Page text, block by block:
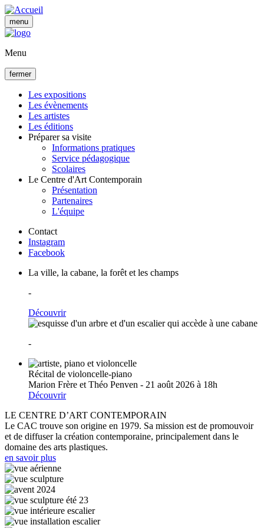
Aller
au
contenu
menu
Menu
fermer
Navigation
principale
Les expositions
Les évènements
Les artistes
Les éditions
Préparer sa visite
Informations pratiques
Service pédagogique
Scolaires
Le Centre d'Art Contemporain
Présentation
Partenaires
L'équipe
Contact
Instagram
Facebook
La ville, la cabane, la forêt et les champs
-
Découvrir
-
Récital de violoncelle-piano
Marion Frère et Théo Penven - 21 août 2026 à 18h
Découvrir
LE CENTRE D’ART CONTEMPORAIN
Le CAC trouve son origine en 1979. Sa mission est de promouvoir
et de diffuser la création contemporaine, principalement dans le
domaine des arts plastiques.
en savoir plus